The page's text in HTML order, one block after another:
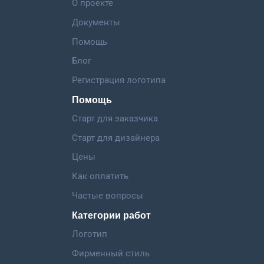
О проекте
Документы
Помощь
Блог
Регистрация логотипа
Помощь
Старт для заказчика
Старт для дизайнера
Цены
Как оплатить
Частые вопросы
Категории работ
Логотип
Фирменный стиль